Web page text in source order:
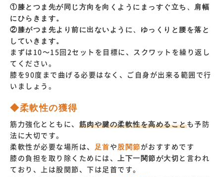
①膝とつま先が同じ方向を向くようにまっすぐ立ち、肩幅
にひらきます。
②膝がつま先より前に出ないように、ゆっくりと腰を落と
していきます。
まずは10〜15回2セットを目標に、スクワットを繰り返し
てください。
膝を90度まで曲げる必要はなく、ご自身が出来る範囲で行
いましょう。
◆柔軟性の獲得
筋力強化とともに、 筋肉や腱の柔軟性を高めることも予防
法に大切です。
柔軟性が必要な場所は、
足首 や 股関節 がおすすめです
膝の負担を取り除くためには、 上下一関節が大切 と言われ
ており、上は股関節、下は足首です。